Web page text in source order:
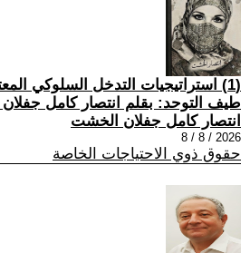
(1) استراتيجيات التدخل السلوكي
طيف التوحد: بقلم انتصار كامل
انتصار كامل جفلان الخشت
2026 / 8 / 8
حقوق ذوي الاحتياجات الخاصة